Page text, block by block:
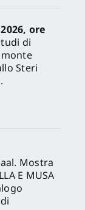
ore
di
Steri
Mostra
E MUSA